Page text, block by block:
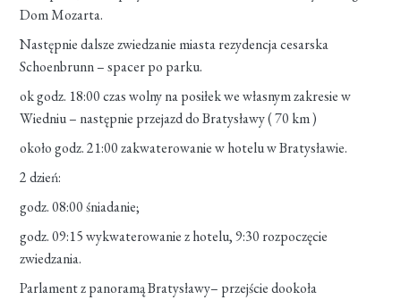
Dom Mozarta.
Następnie dalsze zwiedzanie miasta rezydencja cesarska
Schoenbrunn – spacer po parku.
ok godz. 18:00 czas wolny na posiłek we własnym zakresie w
Wiedniu – następnie przejazd do Bratysławy ( 70 km )
około godz. 21:00 zakwaterowanie w hotelu w Bratysławie.
2 dzień:
godz. 08:00 śniadanie;
godz. 09:15 wykwaterowanie z hotelu, 9:30 rozpoczęcie
zwiedzania.
Parlament z panoramą Bratysławy– przejście dookoła